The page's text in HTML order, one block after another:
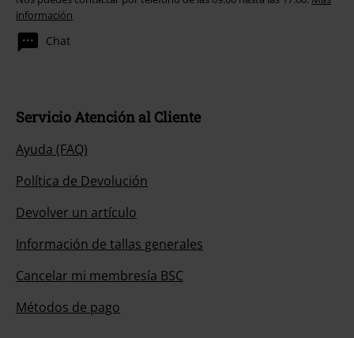
información
Chat
Servicio Atención al Cliente
Ayuda (FAQ)
Política de Devolución
Devolver un artículo
Información de tallas generales
Cancelar mi membresía BSC
Métodos de pago